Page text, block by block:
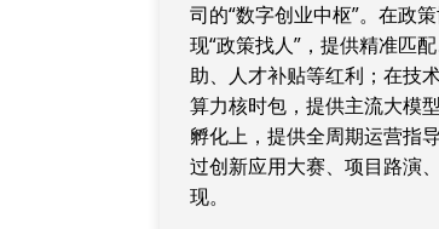
司的“数字创业中枢”。在政
现“政策找人”，提供精准匹
助、人才补贴等红利；在技
算力核时包，提供主流大模
孵化上，提供全周期运营指
过创新应用大赛、项目路演
现。